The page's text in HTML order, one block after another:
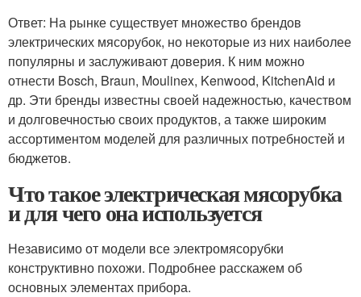
Ответ: На рынке существует множество брендов
электрических мясорубок, но некоторые из них наиболее
популярны и заслуживают доверия. К ним можно
отнести Bosch, Braun, Moulinex, Kenwood, KitchenAid и
др. Эти бренды известны своей надежностью, качеством
и долговечностью своих продуктов, а также широким
ассортиментом моделей для различных потребностей и
бюджетов.
Что такое электрическая мясорубка
и для чего она используется
Независимо от модели все электромясорубки
конструктивно похожи. Подробнее расскажем об
основных элементах прибора.